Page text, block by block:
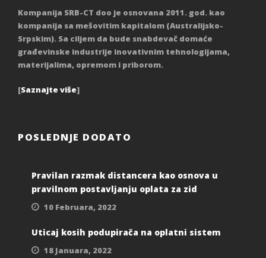
Kompanija SRB-CT doo je osnovana 2011. god. kao
kompanija sa mešovitim kapitalom (Australijsko-
Srpskim). Sa ciljem da bude snabdevač domaće
građevinske industrije inovativnim tehnologijama,
materijalima, opremom i priborom.
[Saznajte više]
POSLEDNJE DODATO
Pravilan razmak distancera kao osnova u
pravilnom postavljanju oplata za zid
10 Februara, 2022
Uticaj kosih podupirača na oplatni sistem
18 Januara, 2022